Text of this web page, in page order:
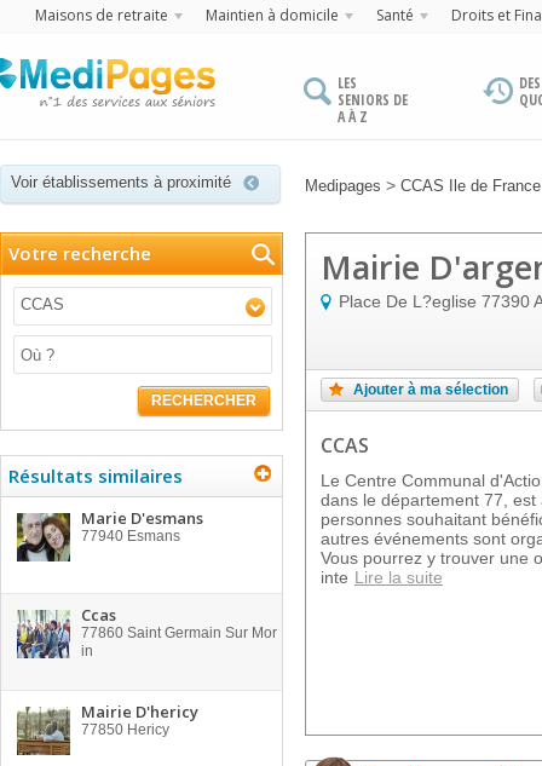
Maisons de retraite Maintien à domicile Santé Droits et
LES
SENIORS DE
A À Z
Voir établissements à proximité Medipages > CCAS Ile de France
Votre recherche
CCAS
RECHERCHER
Résultats similaires
Marie D'esmans
77940 Esmans
Ccas
77860 Saint Germain Sur Mor
in
Mairie D'hericy
77850 Hericy
Mairie
Place De L?eglise 77390
Ajouter à ma sélection
CCAS
Le Centre Communal
dans le département 77,
personnes souhaitant
autres événements sont
Vous pourrez y trouver une
inte Lire la suite